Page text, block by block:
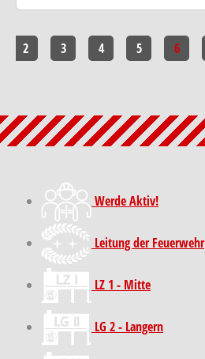
2 3 4 5 6
Werde Aktiv!
Leitung der Feuerwehr
LZ 1 - Mitte
LG 2 - Langern